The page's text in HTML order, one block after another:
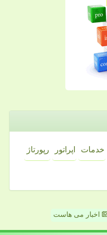
خدمات اپراتور رپورتاژ
اخبار می هاست